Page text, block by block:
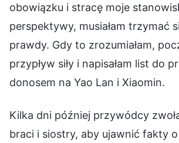
obowiązku i stracę moje
perspektywy, musiałam trzymać
prawdy. Gdy to zrozumiałam,
przypływ siły i napisałam list do
donosem na Yao Lan i Xiaomin.
Kilka dni później przywódcy
braci i siostry, aby ujawnić fakty o